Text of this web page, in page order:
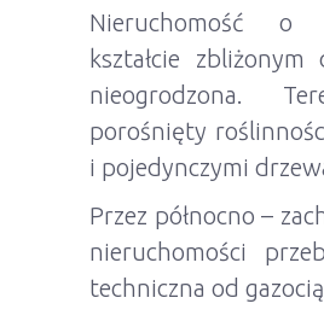
Nieruchomość o
kształcie
nieogrodzona.
porośnięty
i pojedynczymi
Przez północno –
nieruchomości
techniczna od